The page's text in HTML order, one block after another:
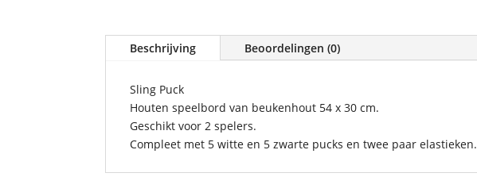
Beschrijving Beoordelingen (0)
Sling Puck
Houten speelbord van beukenhout 54 x 30 cm.
Geschikt voor 2 spelers.
Compleet met 5 witte en 5 zwarte pucks en twee paar elastieken.